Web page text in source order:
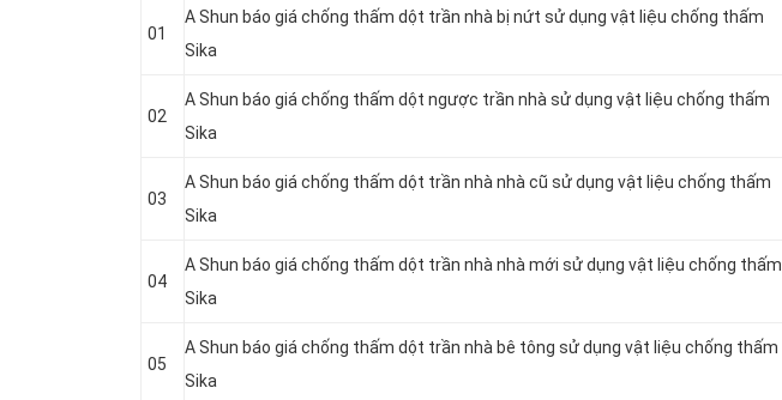
01
A Shun báo giá chống thấm dột trần nhà bị nứt sử dụng vật liệu chống thấm
Sika
02
A Shun báo giá chống thấm dột ngược trần nhà sử dụng vật liệu chống thấm
Sika
03
A Shun báo giá chống thấm dột trần nhà nhà cũ sử dụng vật liệu chống thấm
Sika
04
A Shun báo giá chống thấm dột trần nhà nhà mới sử dụng vật liệu chống thấm
Sika
05
A Shun báo giá chống thấm dột trần nhà bê tông sử dụng vật liệu chống thấm
Sika